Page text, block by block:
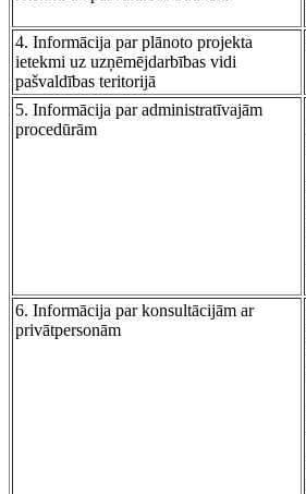
4. Informācija par plānoto projekta
ietekmi uz uzņēmējdarbības vidi
pašvaldības teritorijā
5. Informācija par administratīvajām
procedūrām
6. Informācija par konsultācijām ar
privātpersonām